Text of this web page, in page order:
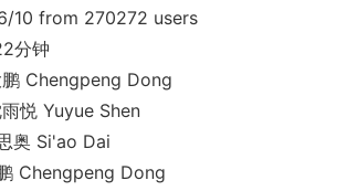
from 270272 users
钟
Dong
Yuyue Shen
Dai
Dong